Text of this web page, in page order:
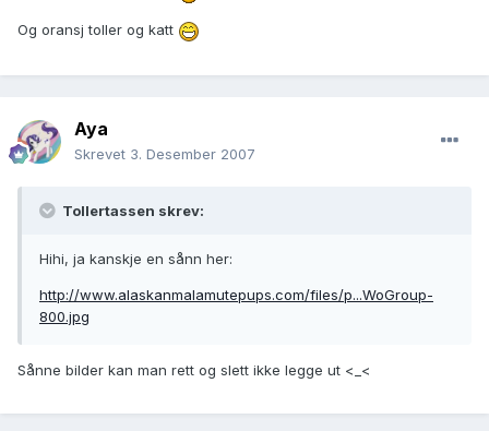
Og oransj toller og katt
Aya
Skrevet 3. Desember 2007
Tollertassen skrev:
Hihi, ja kanskje en sånn her:
http://www.alaskanmalamutepups.com/files/p...WoGroup-
800.jpg
Sånne bilder kan man rett og slett ikke legge ut <_<